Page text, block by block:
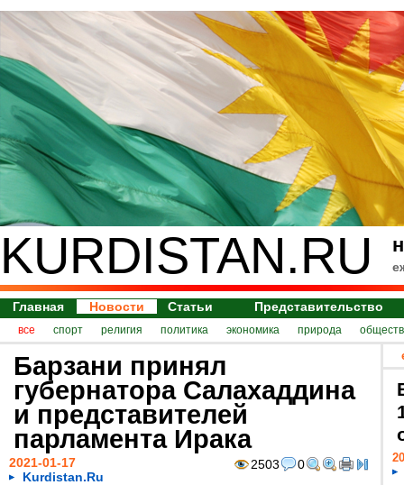
KURDISTAN.RU
Главная Новости Статьи Представительство
все спорт религия политика экономика природа
Барзани принял
губернатора Салахаддина
и представителей
парламента Ирака
2503 0
2021-01-17
Kurdistan.Ru